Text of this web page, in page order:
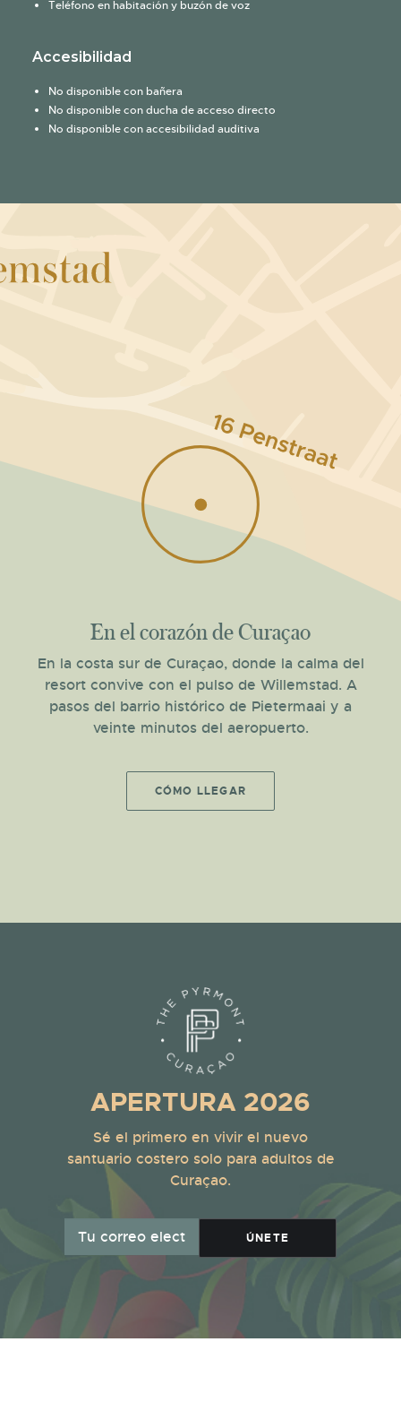
Teléfono en habitación y buzón de voz
Accesibilidad
No disponible con bañera
No disponible con ducha de acceso directo
No disponible con accesibilidad auditiva
En el corazón de Curaçao
En la costa sur de Curaçao, donde la calma del
resort convive con el pulso de Willemstad. A
pasos del barrio histórico de Pietermaai y a
veinte minutos del aeropuerto.
CÓMO LLEGAR
APERTURA 2026
Sé el primero en vivir el nuevo
santuario costero solo para adultos de
Curaçao.